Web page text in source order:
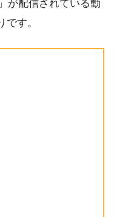
が配信されている動
す。